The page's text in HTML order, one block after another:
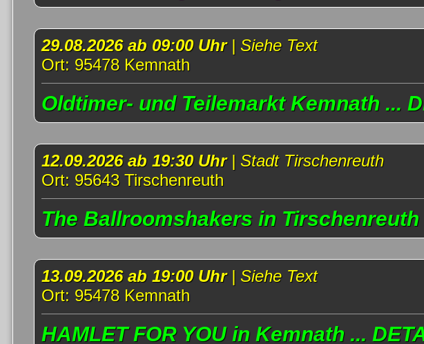
29.08.2026 ab 09:00 Uhr | Siehe Text
Ort: 95478 Kemnath
Oldtimer- und Teilemarkt Kemnath ...
12.09.2026 ab 19:30 Uhr | Stadt Tirschenreuth
Ort: 95643 Tirschenreuth
The Ballroomshakers in Tirschenreuth
13.09.2026 ab 19:00 Uhr | Siehe Text
Ort: 95478 Kemnath
HAMLET FOR YOU in Kemnath ...